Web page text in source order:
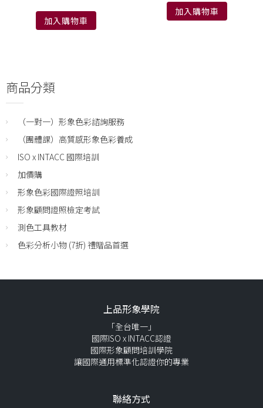
加入購物車
加入購物車
商品分類
（一對一）形象色彩諮詢服務
（團體課）高質感形象色彩養成
ISO x INTACC 國際培訓
加價購
形象色彩國際證照培訓
形象顧問證照檢定考試
測色工具教材
色彩分析小物 (7折) 禮贈品首選
上品形象學院
「全台唯一」
國際ISO x INTACC認證
國際形象顧問培訓學院
讓國際通用標準化認證你的專業
聯絡方式